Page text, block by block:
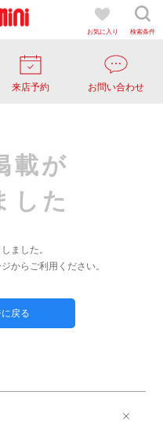
お気に入り 検索条件
来店予約 お問い合わせ
載が
した
ました。
からご利用ください。
に戻る